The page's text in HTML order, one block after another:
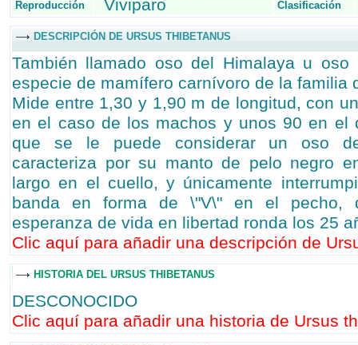
Reproducción
Viviparo Clasificación
DESCRIPCIÓN DE URSUS THIBETANUS
También llamado oso del Himalaya u
especie de mamífero carnívoro de la familia
Mide entre 1,30 y 1,90 m de longitud, con
en el caso de los machos y unos 90 en el
que se le puede considerar un oso
caracteriza por su manto de pelo negro
largo en el cuello, y únicamente
banda en forma de \"V\" en el pecho,
esperanza de vida en libertad ronda los 25
Clic aquí para añadir una descripción de
HISTORIA DEL URSUS THIBETANUS
DESCONOCIDO
Clic aquí para añadir una historia de Ursus